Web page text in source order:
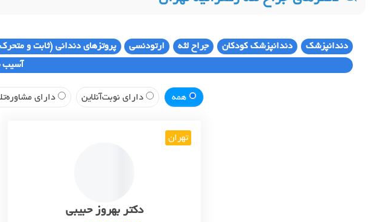
دندانپزشک دندانپزشک کودکان جراح لثه ارتودنسی پروتزهای دندانی (ثابت و
آسیب
همه دارای نوبت‌آنلاین دارای
تهران
دکتر بهروز حبیبی